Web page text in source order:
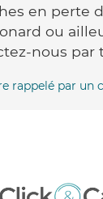
en perte
ou
nous par
rappelé par un